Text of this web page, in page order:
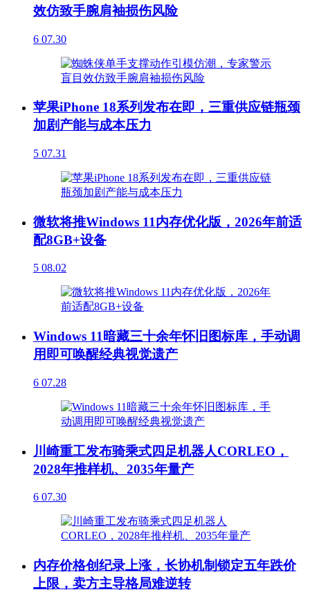
效仿致手腕肩袖损伤风险
6 07.30
苹果iPhone 18系列发布在即，三重供应链瓶颈
加剧产能与成本压力
5 07.31
微软将推Windows 11内存优化版，2026年前适
配8GB+设备
5 08.02
Windows 11暗藏三十余年怀旧图标库，手动调
用即可唤醒经典视觉遗产
6 07.28
川崎重工发布骑乘式四足机器人CORLEO，
2028年推样机、2035年量产
6 07.30
内存价格创纪录上涨，长协机制锁定五年跌价
上限，卖方主导格局难逆转